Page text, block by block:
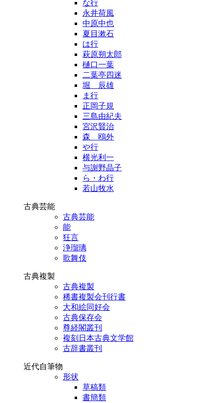
な行
永井荷風
中原中也
夏目漱石
は行
萩原朔太郎
樋口一葉
二葉亭四迷
堀 辰雄
ま行
正岡子規
三島由紀夫
宮沢賢治
森 鴎外
や行
横光利一
与謝野晶子
ら・わ行
若山牧水
古典芸能
古典芸能
能
狂言
浄瑠璃
歌舞伎
古典複製
古典複製
稀書複製会刊行書
大和絵同好会
古典保存会
尊経閣叢刊
複刻日本古典文学館
古辞書叢刊
近代自筆物
形状
草稿類
書簡類